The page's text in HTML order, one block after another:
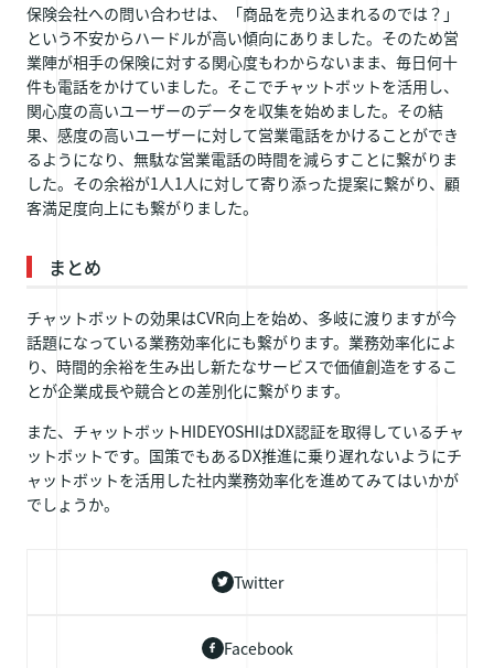
保険会社への問い合わせは、「商品を売り込まれるのでは？」
という不安からハードルが高い傾向にありました。そのため営
業陣が相手の保険に対する関心度もわからないまま、毎日何十
件も電話をかけていました。そこでチャットボットを活用し、
関心度の高いユーザーのデータを収集を始めました。その結
果、感度の高いユーザーに対して営業電話をかけることができ
るようになり、無駄な営業電話の時間を減らすことに繋がりま
した。その余裕が1人1人に対して寄り添った提案に繋がり、顧
客満足度向上にも繋がりました。
まとめ
チャットボットの効果はCVR向上を始め、多岐に渡りますが今
話題になっている業務効率化にも繋がります。業務効率化によ
り、時間的余裕を生み出し新たなサービスで価値創造をするこ
とが企業成長や競合との差別化に繋がります。
また、チャットボットHIDEYOSHIはDX認証を取得しているチャ
ットボットです。国策でもあるDX推進に乗り遅れないようにチ
ャットボットを活用した社内業務効率化を進めてみてはいかが
でしょうか。
Twitter
Facebook